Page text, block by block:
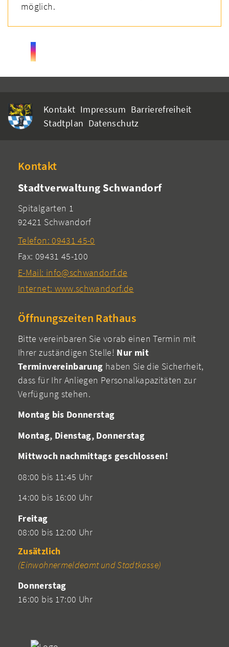
möglich.
Kontakt Impressum Barrierefreiheit
Stadtplan Datenschutz
Kontakt
Stadtverwaltung Schwandorf
Spitalgarten 1
92421 Schwandorf
Telefon: 09431 45-0
Fax: 09431 45-100
E-Mail: info@schwandorf.de
Internet: www.schwandorf.de
Öffnungszeiten Rathaus
Bitte vereinbaren Sie vorab einen Termin mit
Ihrer zuständigen Stelle! Nur mit
Terminvereinbarung haben Sie die Sicherheit,
dass für Ihr Anliegen Personalkapazitäten zur
Verfügung stehen.
Montag bis Donnerstag
Montag, Dienstag, Donnerstag
Mittwoch nachmittags geschlossen!
08:00 bis 11:45 Uhr
14:00 bis 16:00 Uhr
Freitag
08:00 bis 12:00 Uhr
Zusätzlich
(Einwohnermeldeamt und Stadtkasse)
Donnerstag
16:00 bis 17:00 Uhr